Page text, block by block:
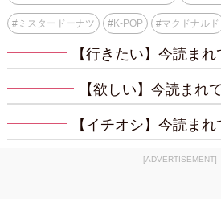
#ミスタードーナツ #K-POP #マクドナルド
【行きたい】今読ま
【欲しい】今読まれ
【イチオシ】今読ま
[ADVERTISEMENT]